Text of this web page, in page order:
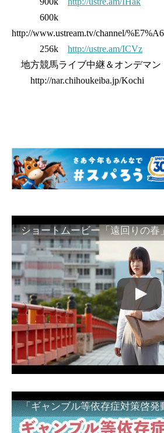
600k
http://www.ustream.tv/channel/
256k http://ustre.am/ICVz
地方競馬ライブ中継＆オンデマン
http://nar.chihoukeiba.jp/Kochi
ショートムービー「遠回りの春